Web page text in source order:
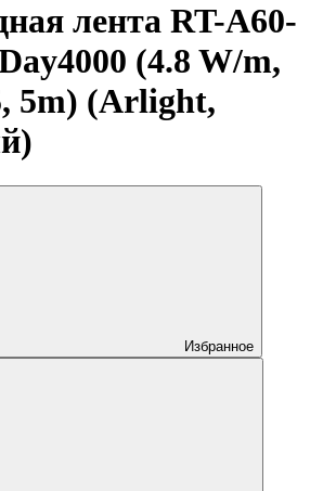
лента RT-A60-
(4.8 W/m,
5m) (Arlight,
Избранное